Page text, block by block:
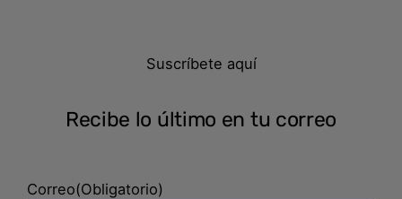
Suscríbete aquí
Recibe lo último en tu correo
Correo(Obligatorio)